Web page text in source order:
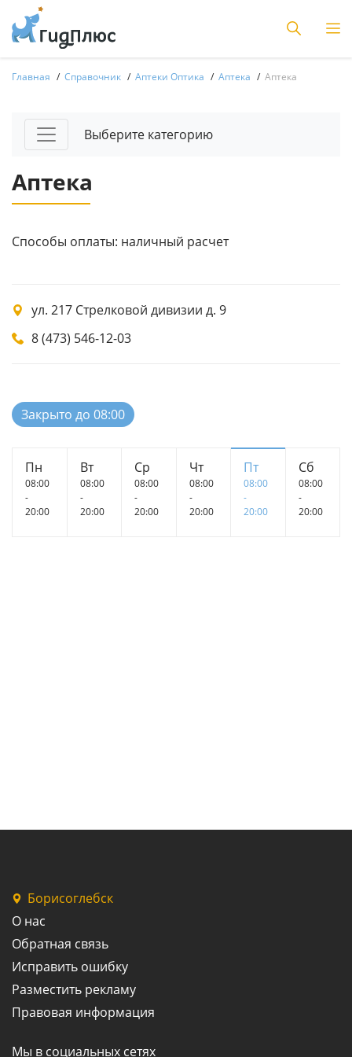
Главная Справочник Аптеки Оптика Аптека Аптека
Выберите категорию
Аптека
Способы оплаты: наличный расчет
ул. 217 Стрелковой дивизии д. 9
8 (473) 546-12-03
Закрыто до 08:00
Пн
08:00
-
20:00
Вт
08:00
-
20:00
Ср
08:00
-
20:00
Чт
08:00
-
20:00
Пт
08:00
-
20:00
Сб
08:00
-
20:00
Борисоглебск
О нас
Обратная связь
Исправить ошибку
Разместить рекламу
Правовая информация
Мы в социальных сетях